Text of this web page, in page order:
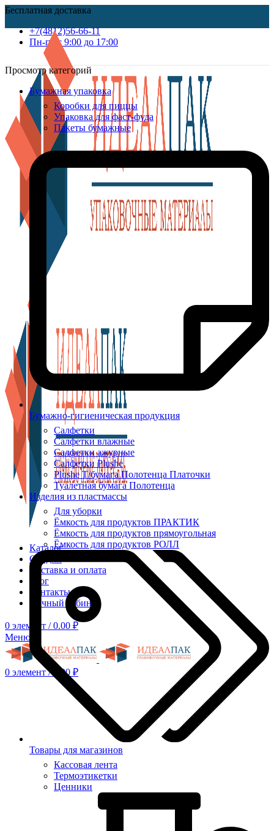
Бесплатная доставка
+7(4812)56-66-11
Пн-пт c 9:00 до 17:00
Каталог
Скидки
Доставка и оплата
Блог
Контакты
Личный кабинет
0 элемент / 0.00 ₽
Меню
0 элемент / 0.00 ₽
Просмотр категорий
Бумажная упаковка
Коробки для пиццы
Упаковка для фаст-фуда
Пакеты бумажные
Бумажно-гигиеническая продукция
Салфетки
Салфетки влажные
Салфетки ажурные
Салфетки Plushe
Plushe Т/бумага Полотенца Платочки
Туалетная бумага Полотенца
Изделия из пластмассы
Для уборки
Ёмкость для продуктов ПРАКТИК
Ёмкость для продуктов прямоугольная
Ёмкость для продуктов РОЛЛ
Товары для магазинов
Кассовая лента
Термоэтикетки
Ценники